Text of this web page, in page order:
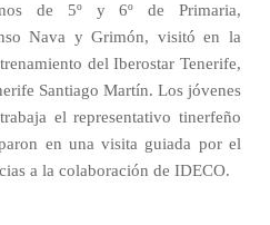
de 5º y 6º de Primaria,
Nava y Grimón, visitó en la
del Iberostar Tenerife,
Santiago Martín. Los jóvenes
el representativo tinerfeño
en una visita guiada por el
a la colaboración de IDECO.